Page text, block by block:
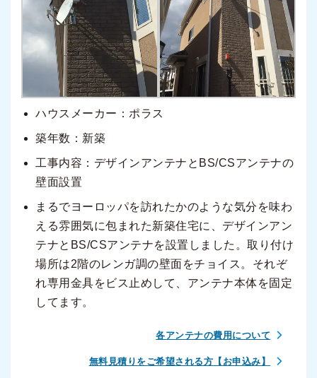
ハウスメーカー：ポラス
築年数：新築
工事内容：デザインアンテナとBS/CSアンテナの
壁面設置
まるでヨーロッパを訪れたかのような気分を味わ
える雰囲気に包まれた新築住宅に、デザインアン
テナとBS/CSアンテナを設置しました。取り付け
場所は2階のレンガ調の壁面をチョイス。それぞ
れ専用金具をビス止めして、アンテナ本体を固定
してます。
各アンテナの費用について
無料見積りをご希望される方【お申込み】